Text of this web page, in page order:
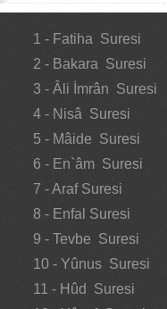
1 - Fatiha Suresi
2 - Bakara Suresi
3 - Âli İmrân Suresi
4 - Nisâ Suresi
5 - Mâide Suresi
6 - En`âm Suresi
7 - Araf Suresi
8 - Enfal Suresi
9 - Tevbe Suresi
10 - Yûnus Suresi
11 - Hûd Suresi